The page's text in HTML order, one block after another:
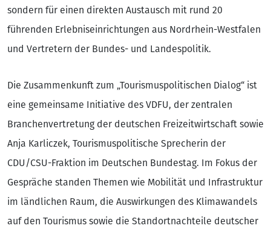
sondern für einen direkten Austausch mit rund 20
führenden Erlebniseinrichtungen aus Nordrhein-Westfalen
und Vertretern der Bundes- und Landespolitik.
Die Zusammenkunft zum „Tourismuspolitischen Dialog“ ist
eine gemeinsame Initiative des VDFU, der zentralen
Branchenvertretung der deutschen Freizeitwirtschaft sowie
Anja Karliczek, Tourismuspolitische Sprecherin der
CDU/CSU-Fraktion im Deutschen Bundestag. Im Fokus der
Gespräche standen Themen wie Mobilität und Infrastruktur
im ländlichen Raum, die Auswirkungen des Klimawandels
auf den Tourismus sowie die Standortnachteile deutscher